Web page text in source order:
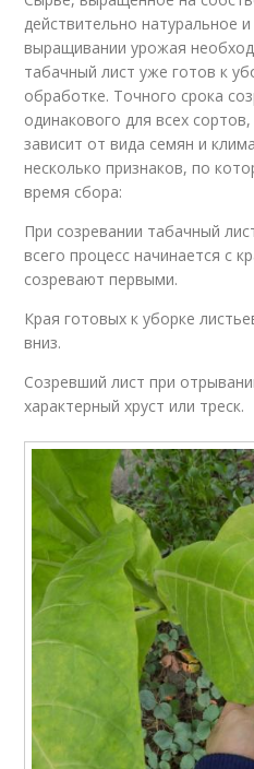
действительно натуральное
выращивании урожая
табачный лист уже готов к
обработке. Точного срока
одинакового для всех
зависит от вида семян и
несколько признаков, по
время сбора:
При созревании табачный
всего процесс начинается с
созревают первыми.
Края готовых к уборке
вниз.
Созревший лист при
характерный хруст или треск.